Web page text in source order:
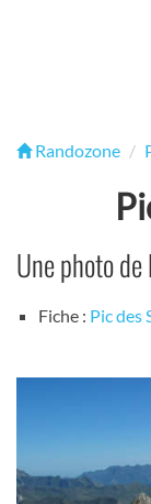
Randozone
Une photo de
Fiche : Pic des